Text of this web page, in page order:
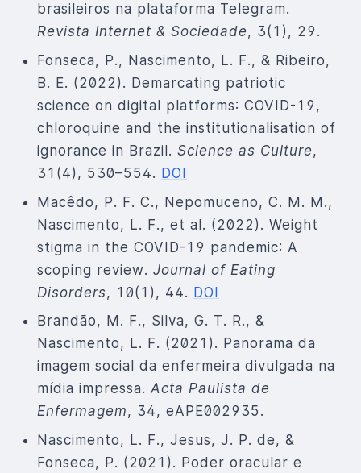
brasileiros na plataforma Telegram.
Revista Internet & Sociedade, 3(1), 29.
Fonseca, P., Nascimento, L. F., & Ribeiro,
B. E. (2022). Demarcating patriotic
science on digital platforms: COVID-19,
chloroquine and the institutionalisation of
ignorance in Brazil. Science as Culture,
31(4), 530–554. DOI
Macêdo, P. F. C., Nepomuceno, C. M. M.,
Nascimento, L. F., et al. (2022). Weight
stigma in the COVID-19 pandemic: A
scoping review. Journal of Eating
Disorders, 10(1), 44. DOI
Brandão, M. F., Silva, G. T. R., &
Nascimento, L. F. (2021). Panorama da
imagem social da enfermeira divulgada na
mídia impressa. Acta Paulista de
Enfermagem, 34, eAPE002935.
Nascimento, L. F., Jesus, J. P. de, &
Fonseca, P. (2021). Poder oracular e